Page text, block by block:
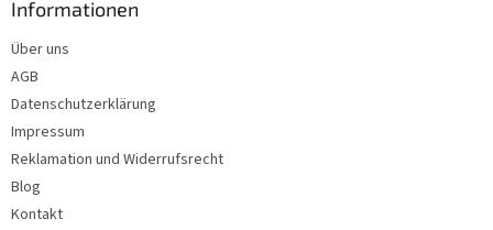
Informationen
Über uns
AGB
Datenschutzerklärung
Impressum
Reklamation und Widerrufsrecht
Blog
Kontakt